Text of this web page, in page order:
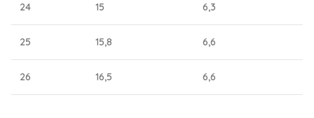
24 15 6,3
25 15,8 6,6
26 16,5 6,6